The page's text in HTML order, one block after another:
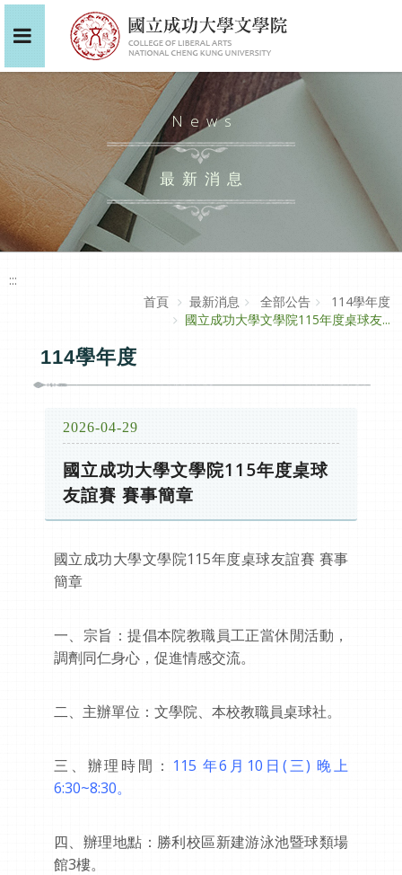
News
最新消息
:::
首頁
最新消息 全部公告
114學年度
國立成功大學文學院115年度桌球友...
114學年度
2026-04-29
國立成功大學文學院115年度桌球
友誼賽 賽事簡章
國立成功大學文學院115年度桌球友誼賽 賽事
簡章
一、宗旨：提倡本院教職員工正當休閒活動，
調劑同仁身心，促進情感交流。
二、主辦單位：文學院、本校教職員桌球社。
三、辦理時間： 115 年6月10日(三) 晚上
6:30~8:30。
四、辦理地點：勝利校區新建游泳池暨球類場
館3樓。